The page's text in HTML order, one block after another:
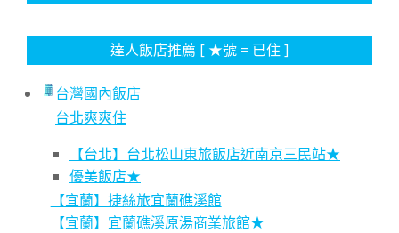
達人飯店推薦 [ ★號 = 已住 ]
台灣國內飯店
台北爽爽住
【台北】台北松山東旅飯店近南京三民站★
優美飯店★
【宜蘭】捷絲旅宜蘭礁溪館
【宜蘭】宜蘭礁溪原湯商業旅館★